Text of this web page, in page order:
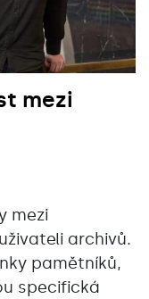
mezi
mezi
archivů.
pamětníků,
specifická